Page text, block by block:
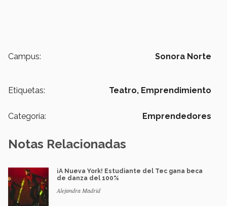
Campus: Sonora Norte
Etiquetas: Teatro, Emprendimiento
Categoría: Emprendedores
Notas Relacionadas
¡A Nueva York! Estudiante del Tec gana beca
de danza del 100%
Alejandra Madrid